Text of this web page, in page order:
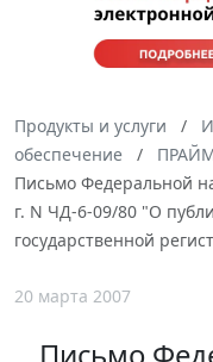
Продукты и услуги
обеспечение
Письмо Федеральной
г. N ЧД-6-09/80 "О
государственной
20 марта 2007